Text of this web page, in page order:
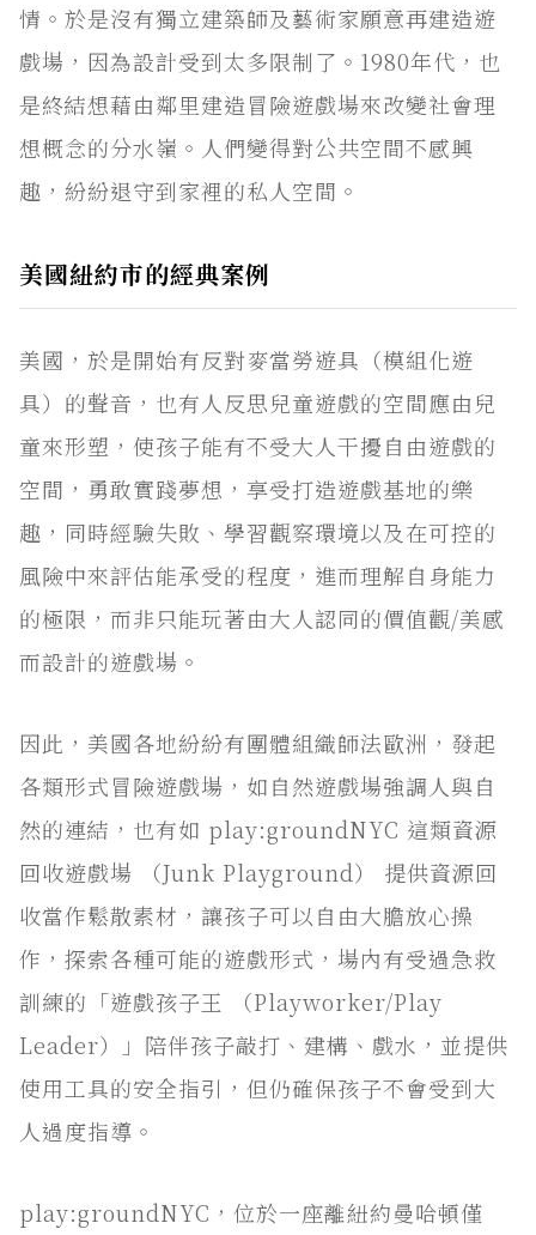
情。於是沒有獨立建築師及藝術家願意再建造遊
戲場，因為設計受到太多限制了。1980年代，也
是終結想藉由鄰里建造冒險遊戲場來改變社會理
想概念的分水嶺。人們變得對公共空間不感興
趣，紛紛退守到家裡的私人空間。
美國紐約市的經典案例
美國，於是開始有反對麥當勞遊具（模組化遊
具）的聲音，也有人反思兒童遊戲的空間應由兒
童來形塑，使孩子能有不受大人干擾自由遊戲的
空間，勇敢實踐夢想，享受打造遊戲基地的樂
趣，同時經驗失敗、學習觀察環境以及在可控的
風險中來評估能承受的程度，進而理解自身能力
的極限，而非只能玩著由大人認同的價值觀/美感
而設計的遊戲場。
因此，美國各地紛紛有團體組織師法歐洲，發起
各類形式冒險遊戲場，如自然遊戲場強調人與自
然的連結，也有如 play:groundNYC 這類資源
回收遊戲場 （Junk Playground） 提供資源回
收當作鬆散素材，讓孩子可以自由大膽放心操
作，探索各種可能的遊戲形式，場內有受過急救
訓練的「遊戲孩子王 （Playworker/Play
Leader）」陪伴孩子敲打、建構、戲水，並提供
使用工具的安全指引，但仍確保孩子不會受到大
人過度指導。
play:groundNYC，位於一座離紐約曼哈頓僅